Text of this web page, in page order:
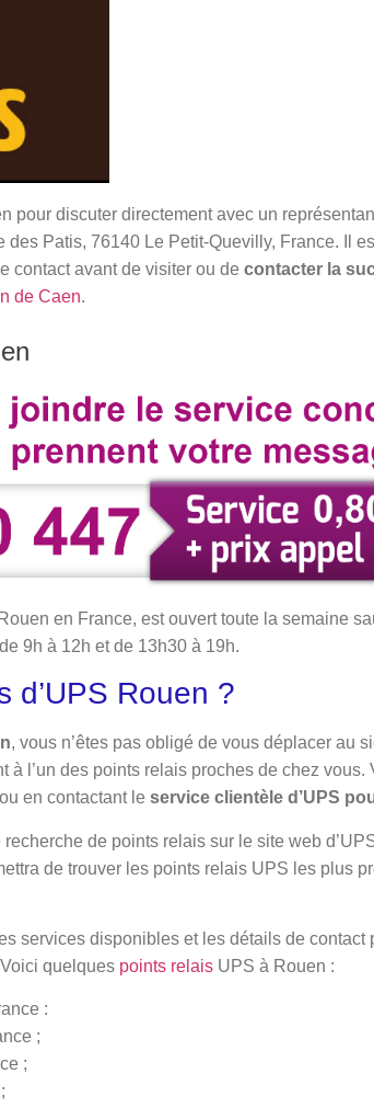
pour discuter directement avec un
des Patis, 76140 Le Petit-Quevilly, France. Il
contact avant de visiter ou de contacter la
de Caen.
en France, est ouvert toute la semaine
9h à 12h et de 13h30 à 19h.
d’UPS Rouen ?
, vous n’êtes pas obligé de vous déplacer au
l’un des points relais proches de chez vous.
en contactant le service clientèle d’UPS
de points relais sur le site web
de trouver les points relais UPS les plus
services disponibles et les détails de contact
quelques points relais UPS à Rouen :
:
;
;